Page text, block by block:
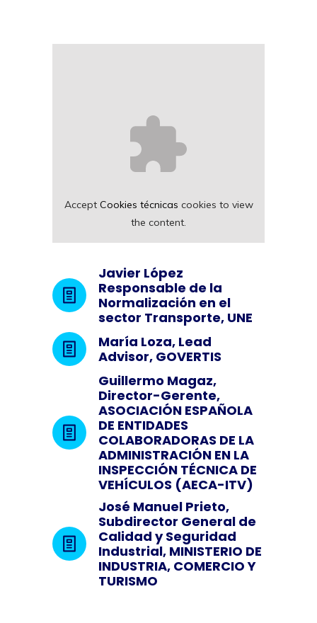
Accept Cookies técnicas cookies to view
the content.
Javier López
Responsable de la
Normalización en el
sector Transporte, UNE
María Loza, Lead
Advisor, GOVERTIS
Guillermo Magaz,
Director-Gerente,
ASOCIACIÓN ESPAÑOLA
DE ENTIDADES
COLABORADORAS DE LA
ADMINISTRACIÓN EN LA
INSPECCIÓN TÉCNICA DE
VEHÍCULOS (AECA-ITV)
José Manuel Prieto,
Subdirector General de
Calidad y Seguridad
Industrial, MINISTERIO DE
INDUSTRIA, COMERCIO Y
TURISMO